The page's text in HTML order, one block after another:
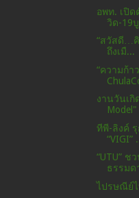
อพท. เปิ
วิด-19
“สวัสดี…
ถึงเมื...
“ความก้
งานวันเ
Model"
ทีพี-ลิงค์ รุ
“VIGI”
“UTU” ช
ธรรมด
ไปรษณีย์